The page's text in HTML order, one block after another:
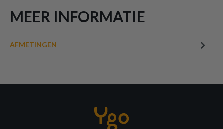
MEER INFORMATIE
AFMETINGEN